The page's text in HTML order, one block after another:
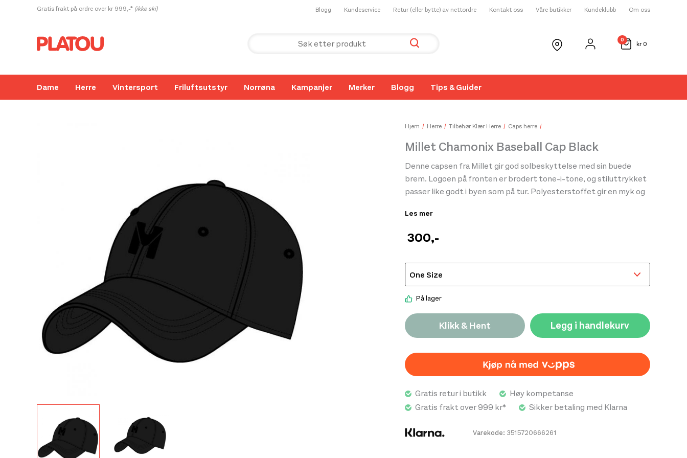
Gratis frakt på ordre over kr 999,-* (ikke ski) Blogg Kundeservice Retur (eller bytte) av nettordre Kontakt oss Våre butikker Kundeklubb Om oss
kr0
0
Dame Herre Vintersport Friluftsutstyr Norrøna Kampanjer Merker Blogg Tips & Guider
Hjem Herre Tilbehør Klær Herre Caps herre
Millet Chamonix Baseball Cap Black
300,-
Denne capsen fra Millet gir god solbeskyttelse med sin buede
brem. Logoen på fronten er brodert tone-i-tone, og stiluttrykket
passer like godt i byen som på tur. Polyesterstoffet gir en myk og
På lager
Klikk & Hent Legg i handlekurv
Varekode: 3515720666261
Les mer
Gratis retur i butikk
Høy kompetanse
Gratis frakt over 999 kr*
Sikker betaling med Klarna